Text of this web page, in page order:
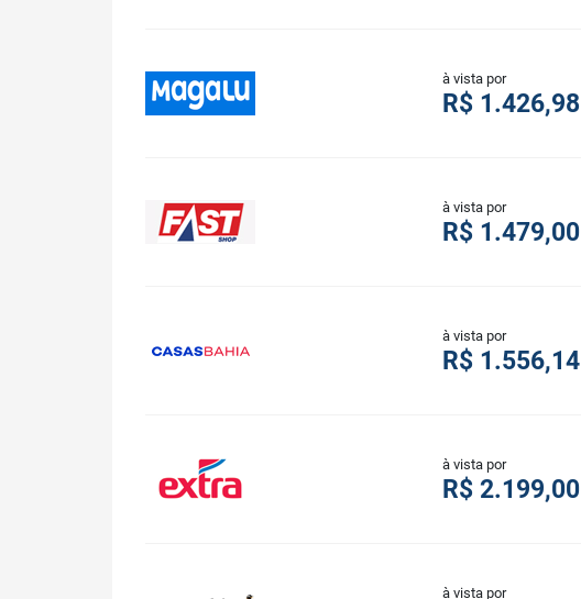
à vista por
R$ 1.426,98
à vista por
R$ 1.479,00
à vista por
R$ 1.556,14
à vista por
R$ 2.199,00
à vista por